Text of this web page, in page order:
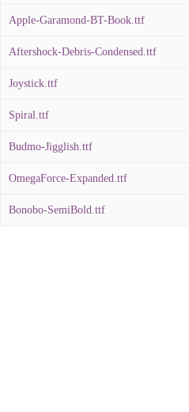
Apple-Garamond-BT-Book.ttf
Aftershock-Debris-Condensed.ttf
Joystick.ttf
Spiral.ttf
Budmo-Jigglish.ttf
OmegaForce-Expanded.ttf
Bonobo-SemiBold.ttf